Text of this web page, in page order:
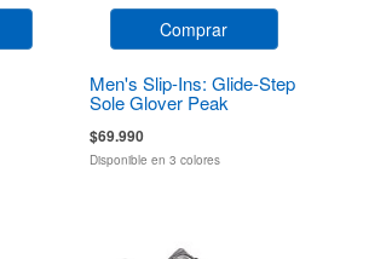
Comprar
Men's Slip-Ins: Glide-Step
Sole Glover Peak
$69.990
Disponible en 3 colores